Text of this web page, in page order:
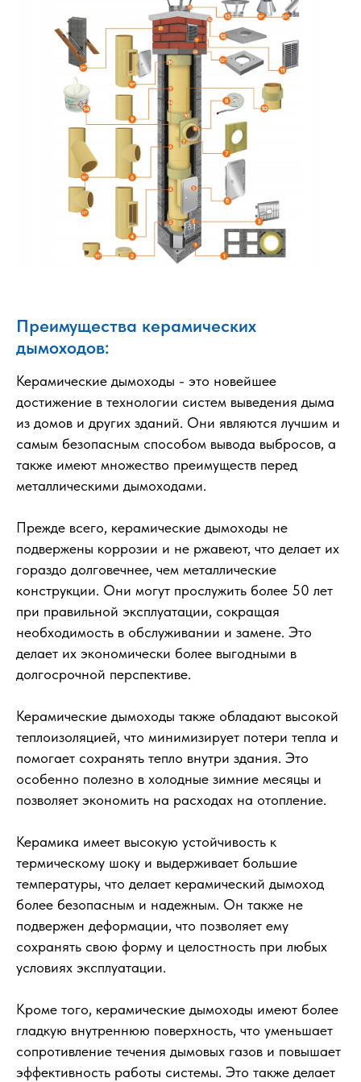
Преимущества керамических
дымоходов:
Керамические дымоходы - это новейшее
достижение в технологии систем выведения дыма
из домов и других зданий. Они являются лучшим и
самым безопасным способом вывода выбросов, а
также имеют множество преимуществ перед
металлическими дымоходами.
Прежде всего, керамические дымоходы не
подвержены коррозии и не ржавеют, что делает их
гораздо долговечнее, чем металлические
конструкции. Они могут прослужить более 50 лет
при правильной эксплуатации, сокращая
необходимость в обслуживании и замене. Это
делает их экономически более выгодными в
долгосрочной перспективе.
Керамические дымоходы также обладают высокой
теплоизоляцией, что минимизирует потери тепла и
помогает сохранять тепло внутри здания. Это
особенно полезно в холодные зимние месяцы и
позволяет экономить на расходах на отопление.
Керамика имеет высокую устойчивость к
термическому шоку и выдерживает большие
температуры, что делает керамический дымоход
более безопасным и надежным. Он также не
подвержен деформации, что позволяет ему
сохранять свою форму и целостность при любых
условиях эксплуатации.
Кроме того, керамические дымоходы имеют более
гладкую внутреннюю поверхность, что уменьшает
сопротивление течения дымовых газов и повышает
эффективность работы системы. Это также делает